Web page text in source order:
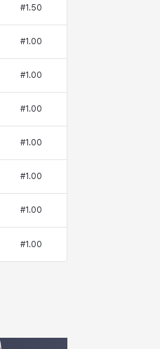
#1.50
#1.00
#1.00
#1.00
#1.00
#1.00
#1.00
#1.00